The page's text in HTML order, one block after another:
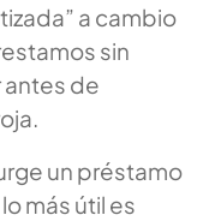
a cambio
sin
antes de
un préstamo
más útil es